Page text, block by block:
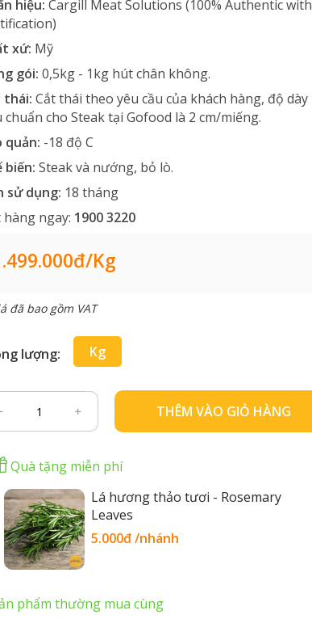
hiệu: Cargill Meat Solutions (100% Authentic with
xứ: Mỹ
gói: 0,5kg - 1kg hút chân không.
thái: Cắt thái theo yêu cầu của khách hàng, độ dày
chuẩn cho Steak tại Gofood là 2 cm/miếng.
quản: -18 độ C
biến: Steak và nướng, bỏ lò.
sử dụng: 18 tháng
ngay: 1900 3220
kg
đã bao gồm VAT
lượng: Kg
THÊM VÀO GIỎ HÀNG
Quà tặng miễn phí
Lá hương thảo tươi - Rosemary
Leaves
5.000đ /nhánh
phẩm thường mua cùng